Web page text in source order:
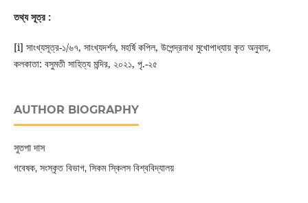
তথ্য সূত্র:
[i] সাংখ্যসূত্র-১/৬৭, সাংখ্যদর্শন, মহর্ষি কপিল, উপেন্দ্রনাথ মুখোপাধ্যায় কৃত অনুবাদ,
কলকাতা: বসুমতী সাহিত্য মন্দির, ২০২১, পৃ.-২৫
AUTHOR BIOGRAPHY
সুতপা দাস
গবেষক, সংস্কৃত বিভাগ, সিকম স্কিলস বিশ্ববিদ্যালয়